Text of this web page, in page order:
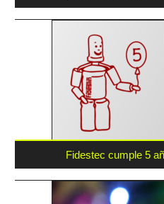
Fidestec cumple 5